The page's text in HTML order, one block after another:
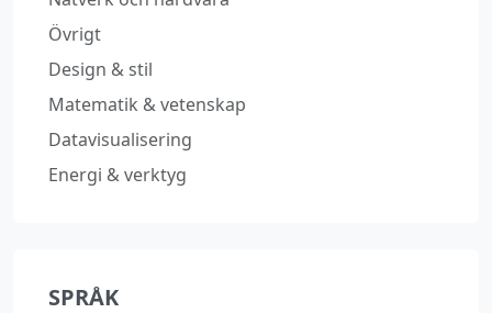
Övrigt
Design & stil
Matematik & vetenskap
Datavisualisering
Energi & verktyg
SPRÅK